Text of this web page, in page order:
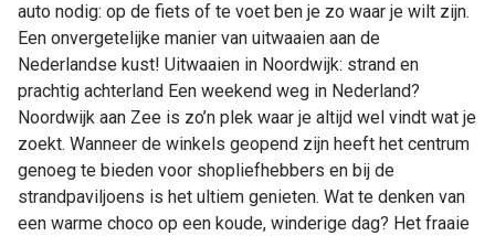
auto nodig: op de fiets of te voet ben je zo waar je wilt zijn.
Een onvergetelijke manier van uitwaaien aan de
Nederlandse kust! Uitwaaien in Noordwijk: strand en
prachtig achterland Een weekend weg in Nederland?
Noordwijk aan Zee is zo’n plek waar je altijd wel vindt wat je
zoekt. Wanneer de winkels geopend zijn heeft het centrum
genoeg te bieden voor shopliefhebbers en bij de
strandpaviljoens is het ultiem genieten. Wat te denken van
een warme choco op een koude, winderige dag? Het fraaie